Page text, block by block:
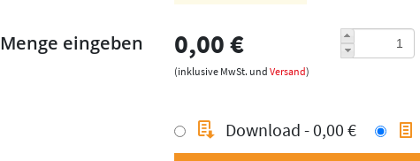
Menge eingeben 0,00 €
(inklusive MwSt. und Versand)
Download - 0,00 €